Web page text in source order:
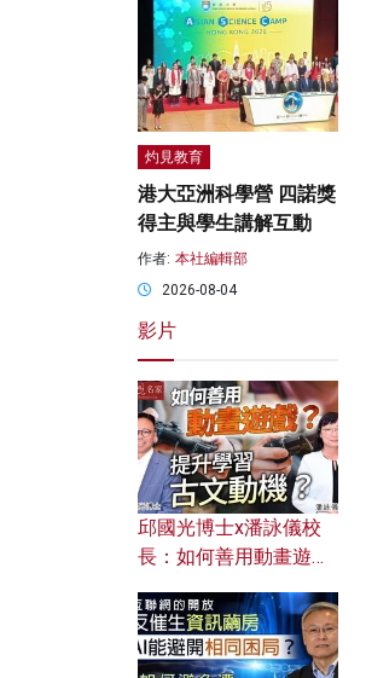
灼見教育
港大亞洲科學營 四諾獎
得主與學生講解互動
作者: 本社編輯部
2026-08-04
影片
邱國光博士x潘詠儀校
長：如何善用動畫遊戲